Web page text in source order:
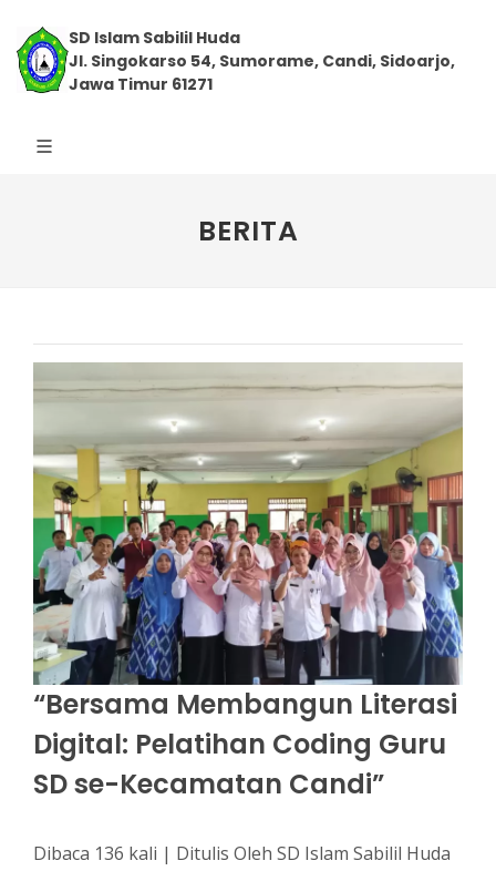
SD Islam Sabilil Huda
Jl. Singokarso 54, Sumorame, Candi, Sidoarjo,
Jawa Timur 61271
BERITA
“Bersama Membangun Literasi
Digital: Pelatihan Coding Guru
SD se-Kecamatan Candi”
Dibaca 136 kali | Ditulis Oleh SD Islam Sabilil Huda